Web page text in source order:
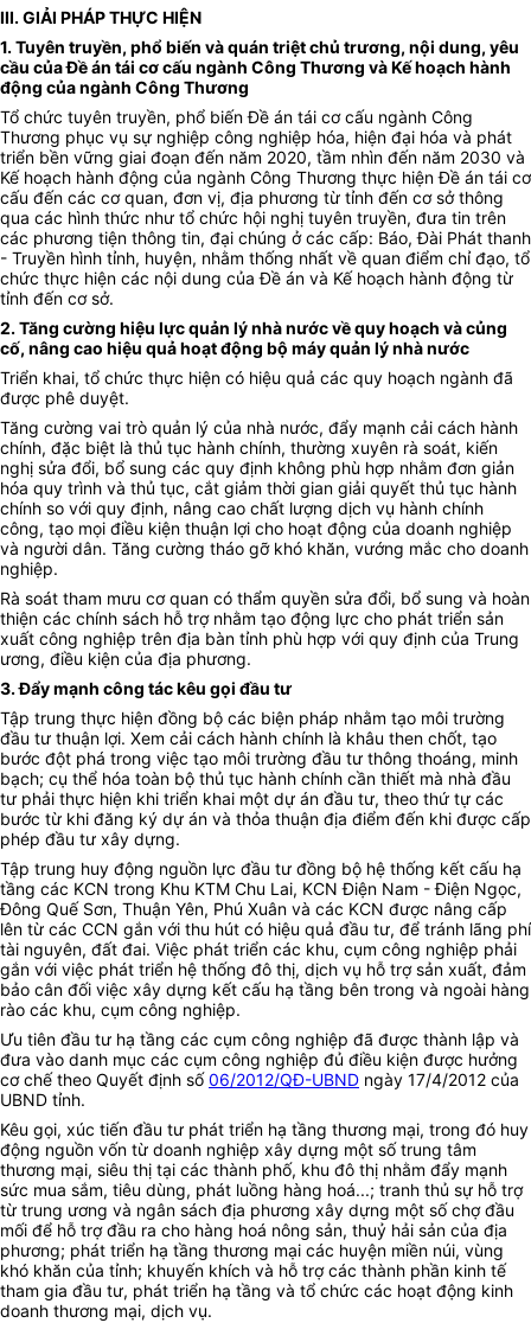
III. GIẢI PHÁP THỰC HIỆN
1. Tuyên truyền, phổ biến và quán triệt chủ trương, nội dung, yêu
cầu của Đề án tái cơ cấu ngành Công Thương và Kế hoạch hành
động của ngành Công Thương
Tổ chức tuyên truyền, phổ biến Đề án tái cơ cấu ngành Công
Thương phục vụ sự nghiệp công nghiệp hóa, hiện đại hóa và phát
triển bền vững giai đoạn đến năm 2020, tầm nhìn đến năm 2030 và
Kế hoạch hành động của ngành Công Thương thực hiện Đề án tái cơ
cấu đến các cơ quan, đơn vị, địa phương từ tỉnh đến cơ sở thông
qua các hình thức như tổ chức hội nghị tuyên truyền, đưa tin trên
các phương tiện thông tin, đại chúng ở các cấp: Báo, Đài Phát thanh
- Truyền hình tỉnh, huyện, nhằm thống nhất về quan điểm chỉ đạo, tổ
chức thực hiện các nội dung của Đề án và Kế hoạch hành động từ
tỉnh đến cơ sở.
2. Tăng cường hiệu lực quản lý nhà nước về quy hoạch và củng
cố, nâng cao hiệu quả hoạt động bộ máy quản lý nhà nước
Triển khai, tổ chức thực hiện có hiệu quả các quy hoạch ngành đã
được phê duyệt.
Tăng cường vai trò quản lý của nhà nước, đẩy mạnh cải cách hành
chính, đặc biệt là thủ tục hành chính, thường xuyên rà soát, kiến
nghị sửa đổi, bổ sung các quy định không phù hợp nhằm đơn giản
hóa quy trình và thủ tục, cắt giảm thời gian giải quyết thủ tục hành
chính so với quy định, nâng cao chất lượng dịch vụ hành chính
công, tạo mọi điều kiện thuận lợi cho hoạt động của doanh nghiệp
và người dân. Tăng cường tháo gỡ khó khăn, vướng mắc cho doanh
nghiệp.
Rà soát tham mưu cơ quan có thẩm quyền sửa đổi, bổ sung và hoàn
thiện các chính sách hỗ trợ nhằm tạo động lực cho phát triển sản
xuất công nghiệp trên địa bàn tỉnh phù hợp với quy định của Trung
ương, điều kiện của địa phương.
3. Đẩy mạnh công tác kêu gọi đầu tư
Tập trung thực hiện đồng bộ các biện pháp nhằm tạo môi trường
đầu tư thuận lợi. Xem cải cách hành chính là khâu then chốt, tạo
bước đột phá trong việc tạo môi trường đầu tư thông thoáng, minh
bạch; cụ thể hóa toàn bộ thủ tục hành chính cần thiết mà nhà đầu
tư phải thực hiện khi triển khai một dự án đầu tư, theo thứ tự các
bước từ khi đăng ký dự án và thỏa thuận địa điểm đến khi được cấp
phép đầu tư xây dựng.
Tập trung huy động nguồn lực đầu tư đồng bộ hệ thống kết cấu hạ
tầng các KCN trong Khu KTM Chu Lai, KCN Điện Nam - Điện Ngọc,
Đông Quế Sơn, Thuận Yên, Phú Xuân và các KCN được nâng cấp
lên từ các CCN gắn với thu hút có hiệu quả đầu tư, để tránh lãng phí
tài nguyên, đất đai. Việc phát triển các khu, cụm công nghiệp phải
gắn với việc phát triển hệ thống đô thị, dịch vụ hỗ trợ sản xuất, đảm
bảo cân đối việc xây dựng kết cấu hạ tầng bên trong và ngoài hàng
rào các khu, cụm công nghiệp.
Ưu tiên đầu tư hạ tầng các cụm công nghiệp đã được thành lập và
đưa vào danh mục các cụm công nghiệp đủ điều kiện được hưởng
cơ chế theo Quyết định số06/2012/QĐ-UBND ngày 17/4/2012 của
UBND tỉnh.
Kêu gọi, xúc tiến đầu tư phát triển hạ tầng thương mại, trong đó huy
động nguồn vốn từ doanh nghiệp xây dựng một số trung tâm
thương mại, siêu thị tại các thành phố, khu đô thị nhằm đẩy mạnh
sức mua sắm, tiêu dùng, phát luồng hàng hoá...; tranh thủ sự hỗ trợ
từ trung ương và ngân sách địa phương xây dựng một số chợ đầu
mối để hỗ trợ đầu ra cho hàng hoá nông sản, thuỷ hải sản của địa
phương; phát triển hạ tầng thương mại các huyện miền núi, vùng
khó khăn của tỉnh; khuyến khích và hỗ trợ các thành phần kinh tế
tham gia đầu tư, phát triển hạ tầng và tổ chức các hoạt động kinh
doanh thương mại, dịch vụ.